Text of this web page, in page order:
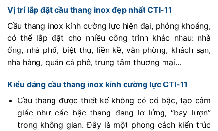
Vị trí lắp đặt cầu thang inox đẹp nhất CTI-11
Cầu thang inox kính cường lực hiện đại, phóng khoáng,
có thể lắp đặt cho nhiều công trình khác nhau: nhà
ống, nhà phố, biệt thự, liền kề, văn phòng, khách sạn,
nhà hàng, quán cà phê, trung tâm thương mại…
Kiểu dáng cầu thang inox kính cường lực CTI-11
Cầu thang được thiết kế không có cổ bậc, tạo cảm
giác như các bậc thang đang lơ lửng, “bay lượn”
trong không gian. Đây là một phong cách kiến trúc